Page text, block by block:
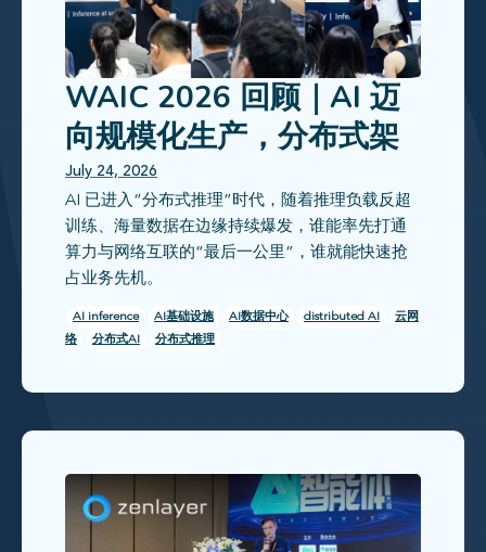
WAIC 2026 回顾｜AI 迈
向规模化生产，分布式架
构成为新常态
July 24, 2026
AI 已进入“分布式推理”时代，随着推理负载反超
训练、海量数据在边缘持续爆发，谁能率先打通
算力与网络互联的“最后一公里”，谁就能快速抢
占业务先机。
AI inference AI基础设施 AI数据中心 distributed AI
云网
络
分布式AI 分布式推理